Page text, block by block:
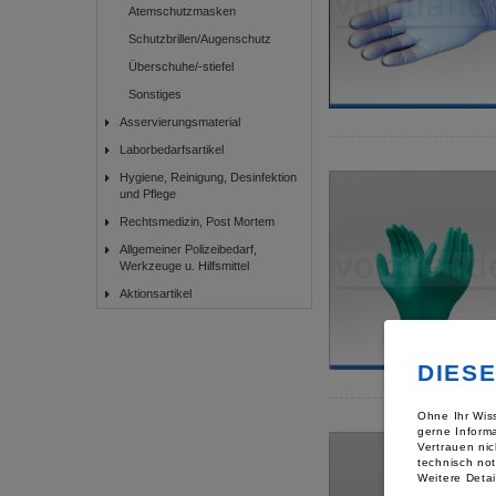
Atemschutzmasken
Schutzbrillen/Augenschutz
Überschuhe/-stiefel
Sonstiges
Asservierungsmaterial
Laborbedarfsartikel
Hygiene, Reinigung, Desinfektion
und Pflege
Rechtsmedizin, Post Mortem
Allgemeiner Polizeibedarf,
Werkzeuge u. Hilfsmittel
Aktionsartikel
Ohne Ihr
gerne
Vertrauen
technisch
Weitere